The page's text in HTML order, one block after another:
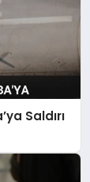
Saldırı